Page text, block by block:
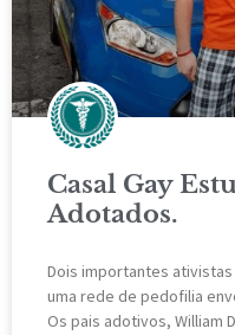
Casal Gay
Adotados.
Dois importantes
uma rede de pedofilia
Os pais adotivos, William